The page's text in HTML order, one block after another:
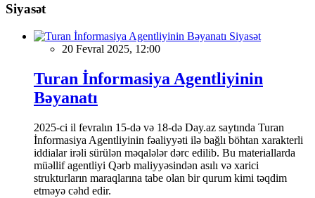
Siyasət
Siyasət
20 Fevral 2025, 12:00
Turan İnformasiya Agentliyinin
Bəyanatı
2025-ci il fevralın 15-də və 18-də Day.az saytında Turan
İnformasiya Agentliyinin fəaliyyəti ilə bağlı böhtan xarakterli
iddialar irəli sürülən məqalələr dərc edilib. Bu materiallarda
müəllif agentliyi Qərb maliyyəsindən asılı və xarici
strukturların maraqlarına tabe olan bir qurum kimi təqdim
etməyə cəhd edir.